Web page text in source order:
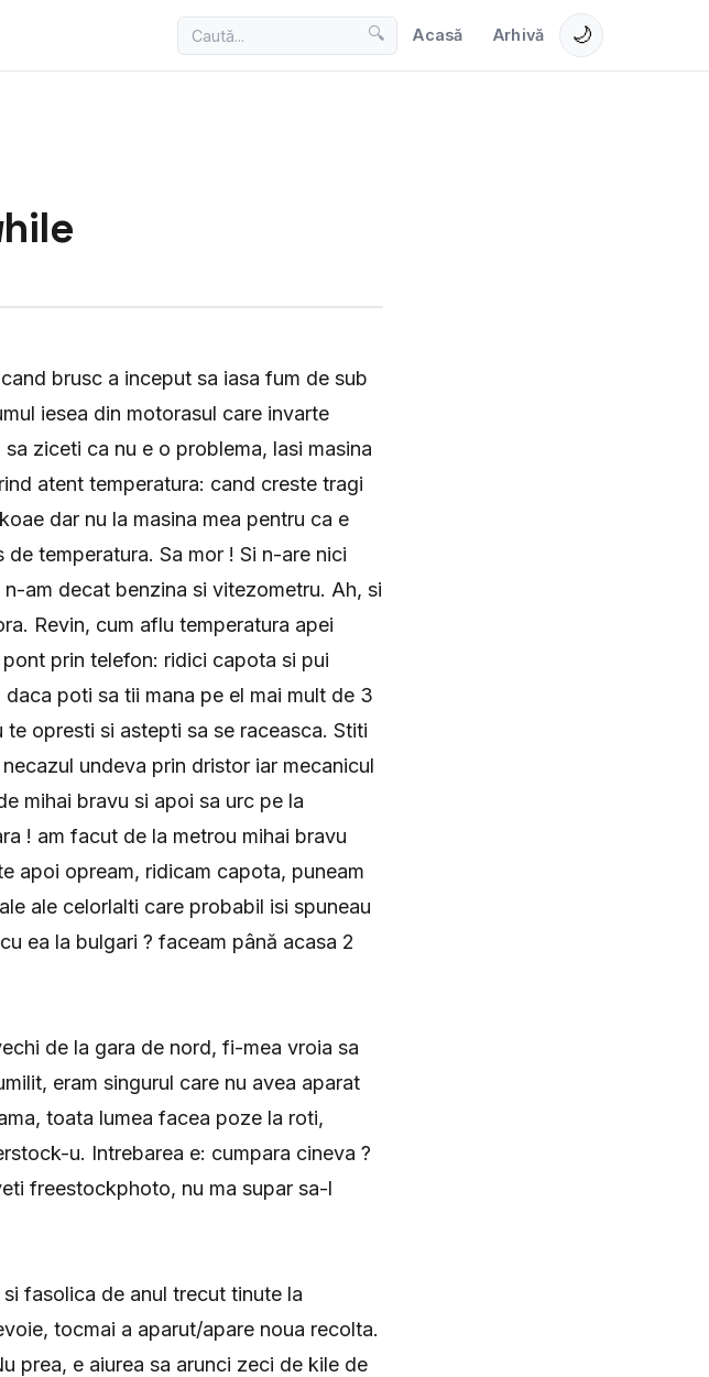
🔍 Acasă Arhivă 🌙
brusc a inceput sa iasa fum de sub
iesea din motorasul care invarte
ziceti ca nu e o problema, lasi masina
atent temperatura: cand creste tragi
dar nu la masina mea pentru ca e
temperatura. Sa mor ! Si n-are nici
am decat benzina si vitezometru. Ah, si
Revin, cum aflu temperatura apei
prin telefon: ridici capota si pui
poti sa tii mana pe el mai mult de 3
opresti si astepti sa se raceasca. Stiti
undeva prin dristor iar mecanicul
mihai bravu si apoi sa urc pe la
! am facut de la metrou mihai bravu
apoi opream, ridicam capota, puneam
ale celorlalti care probabil isi spuneau
ea la bulgari ? faceam până acasa 2
de la gara de nord, fi-mea vroia sa
eram singurul care nu avea aparat
toata lumea facea poze la roti,
u. Intrebarea e: cumpara cineva ?
freestockphoto, nu ma supar sa-l
fasolica de anul trecut tinute la
tocmai a aparut/apare noua recolta.
prea, e aiurea sa arunci zeci de kile de